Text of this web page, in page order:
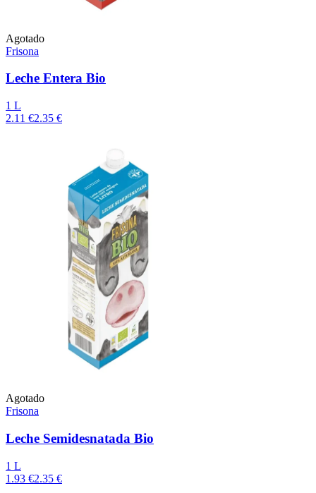
Agotado
Frisona
Leche Entera Bio
1 L
2.11 €2.35 €
Agotado
Frisona
Leche Semidesnatada Bio
1 L
1.93 €2.35 €